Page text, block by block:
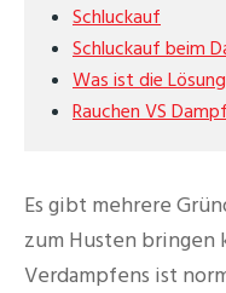
Schluckauf
Schluckauf beim
Was ist die
Rauchen VS
Es gibt mehrere
zum Husten bringen
Verdampfens ist